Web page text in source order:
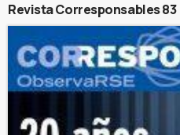
Revista Corresponsables 83